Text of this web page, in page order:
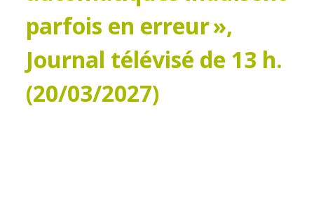
parfois en erreur »,
Journal télévisé de 13 h.
(20/03/2027)